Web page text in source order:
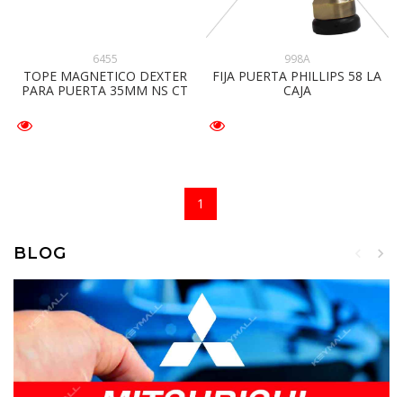
6455
TOPE MAGNETICO DEXTER
PARA PUERTA 35MM NS CT
998A
FIJA PUERTA PHILLIPS 58 LA
CAJA
1
BLOG